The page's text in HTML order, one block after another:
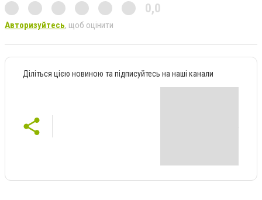
0,0
Авторизуйтесь, щоб оцінити
Діліться цією новиною та підписуйтесь на наші канали